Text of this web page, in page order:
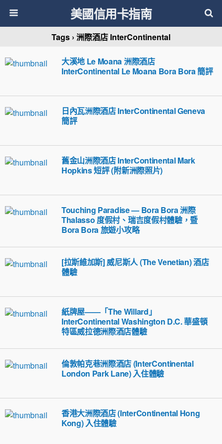
美國信用卡指南
Tags › 洲際酒店 InterContinental
大溪地 Le Moana 洲際酒店
InterContinental Le Moana Bora Bora 簡評
日內瓦洲際酒店 InterContinental Geneva
簡評
舊金山洲際酒店 InterContinental Mark
Hopkins 短評 (附新洲際照片)
Touching Paradise — Bora Bora 洲際
Thalasso 度假村、瑞吉度假村體驗，暨
Bora Bora 旅遊小攻略
[拉斯維加斯] 威尼斯人 (The Venetian) 酒店
體驗
紙牌屋——「The Willard」
InterContinental Washington D.C. 華盛頓
特區威拉德洲際酒店體驗
倫敦帕克巷洲際酒店 (InterContinental
London Park Lane) 入住體驗
香港大洲際酒店 (InterContinental Hong
Kong) 入住體驗